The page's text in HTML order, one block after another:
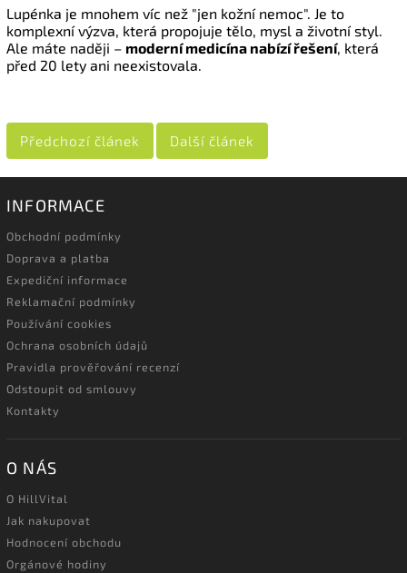
Lupénka je mnohem víc než "jen kožní nemoc". Je to
komplexní výzva, která propojuje tělo, mysl a životní styl.
Ale máte naději – moderní medicína nabízí řešení, která
před 20 lety ani neexistovala.
Předchozí článek Další článek
INFORMACE
Obchodní podmínky
Doprava a platba
Expediční informace
Reklamační podmínky
Používání cookies
Ochrana osobních údajů
Pravidla prověřování recenzí
Odstoupit od smlouvy
Kontakty
O NÁS
O HillVital
Jak nakupovat
Hodnocení obchodu
Orgánové hodiny